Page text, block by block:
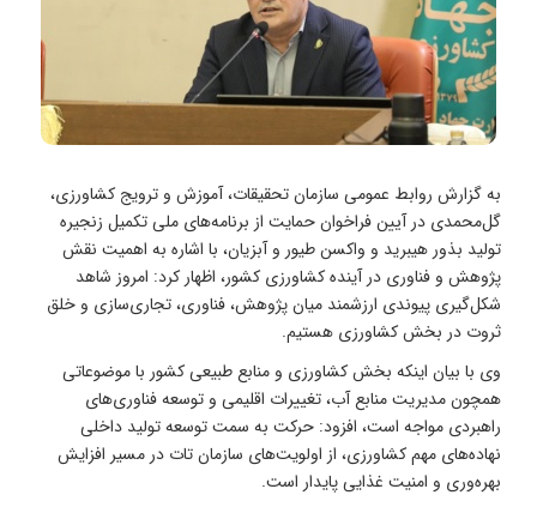
به گزارش روابط عمومی سازمان تحقیقات، آموزش و ترویج کشاورزی،
گل‌محمدی در آیین فراخوان حمایت از برنامه‌های ملی تکمیل زنجیره
تولید بذور هیبرید و واکسن طیور و آبزیان، با اشاره به اهمیت نقش
پژوهش و فناوری در آینده کشاورزی کشور، اظهار کرد: امروز شاهد
شکل‌گیری پیوندی ارزشمند میان پژوهش، فناوری، تجاری‌سازی و خلق
ثروت در بخش کشاورزی هستیم.
وی با بیان اینکه بخش کشاورزی و منابع طبیعی کشور با موضوعاتی
همچون مدیریت منابع آب، تغییرات اقلیمی و توسعه فناوری‌های
راهبردی مواجه است، افزود: حرکت به سمت توسعه تولید داخلی
نهاده‌های مهم کشاورزی، از اولویت‌های سازمان تات در مسیر افزایش
بهره‌وری و امنیت غذایی پایدار است.